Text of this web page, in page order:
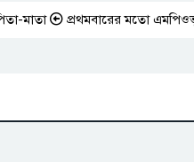
প্রথমবারের মতো এমপিওভুক্ত